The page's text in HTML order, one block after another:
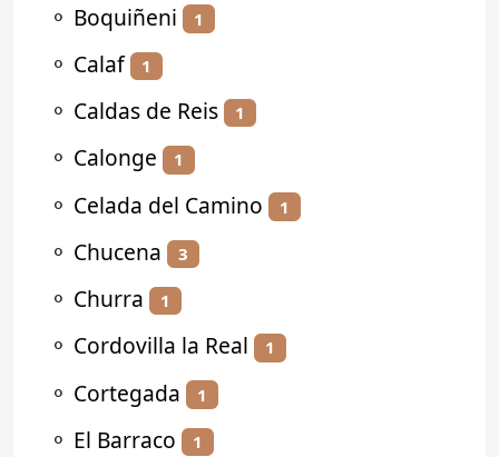
⚬ Boquiñeni 1
⚬ Calaf 1
⚬ Caldas de Reis 1
⚬ Calonge 1
⚬ Celada del Camino 1
⚬ Chucena 3
⚬ Churra 1
⚬ Cordovilla la Real 1
⚬ Cortegada 1
⚬ El Barraco 1